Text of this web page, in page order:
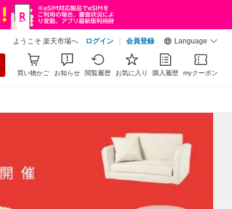
ようこそ 楽天市場へ ログイン 会員登録 Language
買い物かご お知らせ 閲覧履歴 お気に入り 購入履歴 myクーポン